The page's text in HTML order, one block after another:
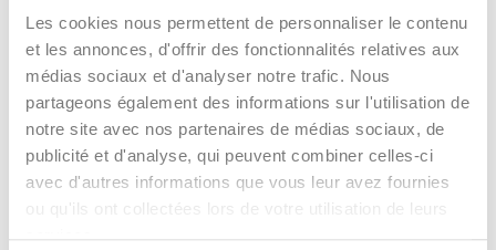
Les cookies nous permettent de personnaliser le contenu
et les annonces, d'offrir des fonctionnalités relatives aux
médias sociaux et d'analyser notre trafic. Nous
partageons également des informations sur l'utilisation de
notre site avec nos partenaires de médias sociaux, de
publicité et d'analyse, qui peuvent combiner celles-ci
avec d'autres informations que vous leur avez fournies
ou qu'ils ont collectées lors de votre utilisation de leurs
services.
Tester un modèle Demander le catalogue